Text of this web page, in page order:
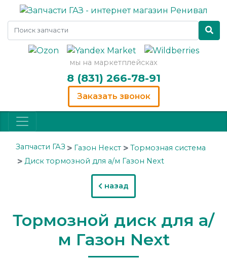
мы на маркетплейсках
8 (831) 266-78-91
Заказать звонок
Запчасти ГАЗ Газон Некст
Тормозная система
Диск тормозной для а/м Газон Next
назад
Тормозной диск для а/
м Газон Next